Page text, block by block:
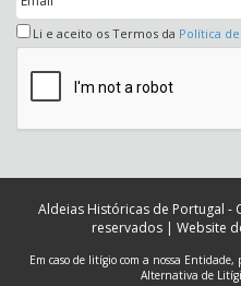
Li e aceito os Termos da Política
Aldeias Históricas de Portugal -
reservados | Website
Em caso de litígio com a nossa
Alternativa de